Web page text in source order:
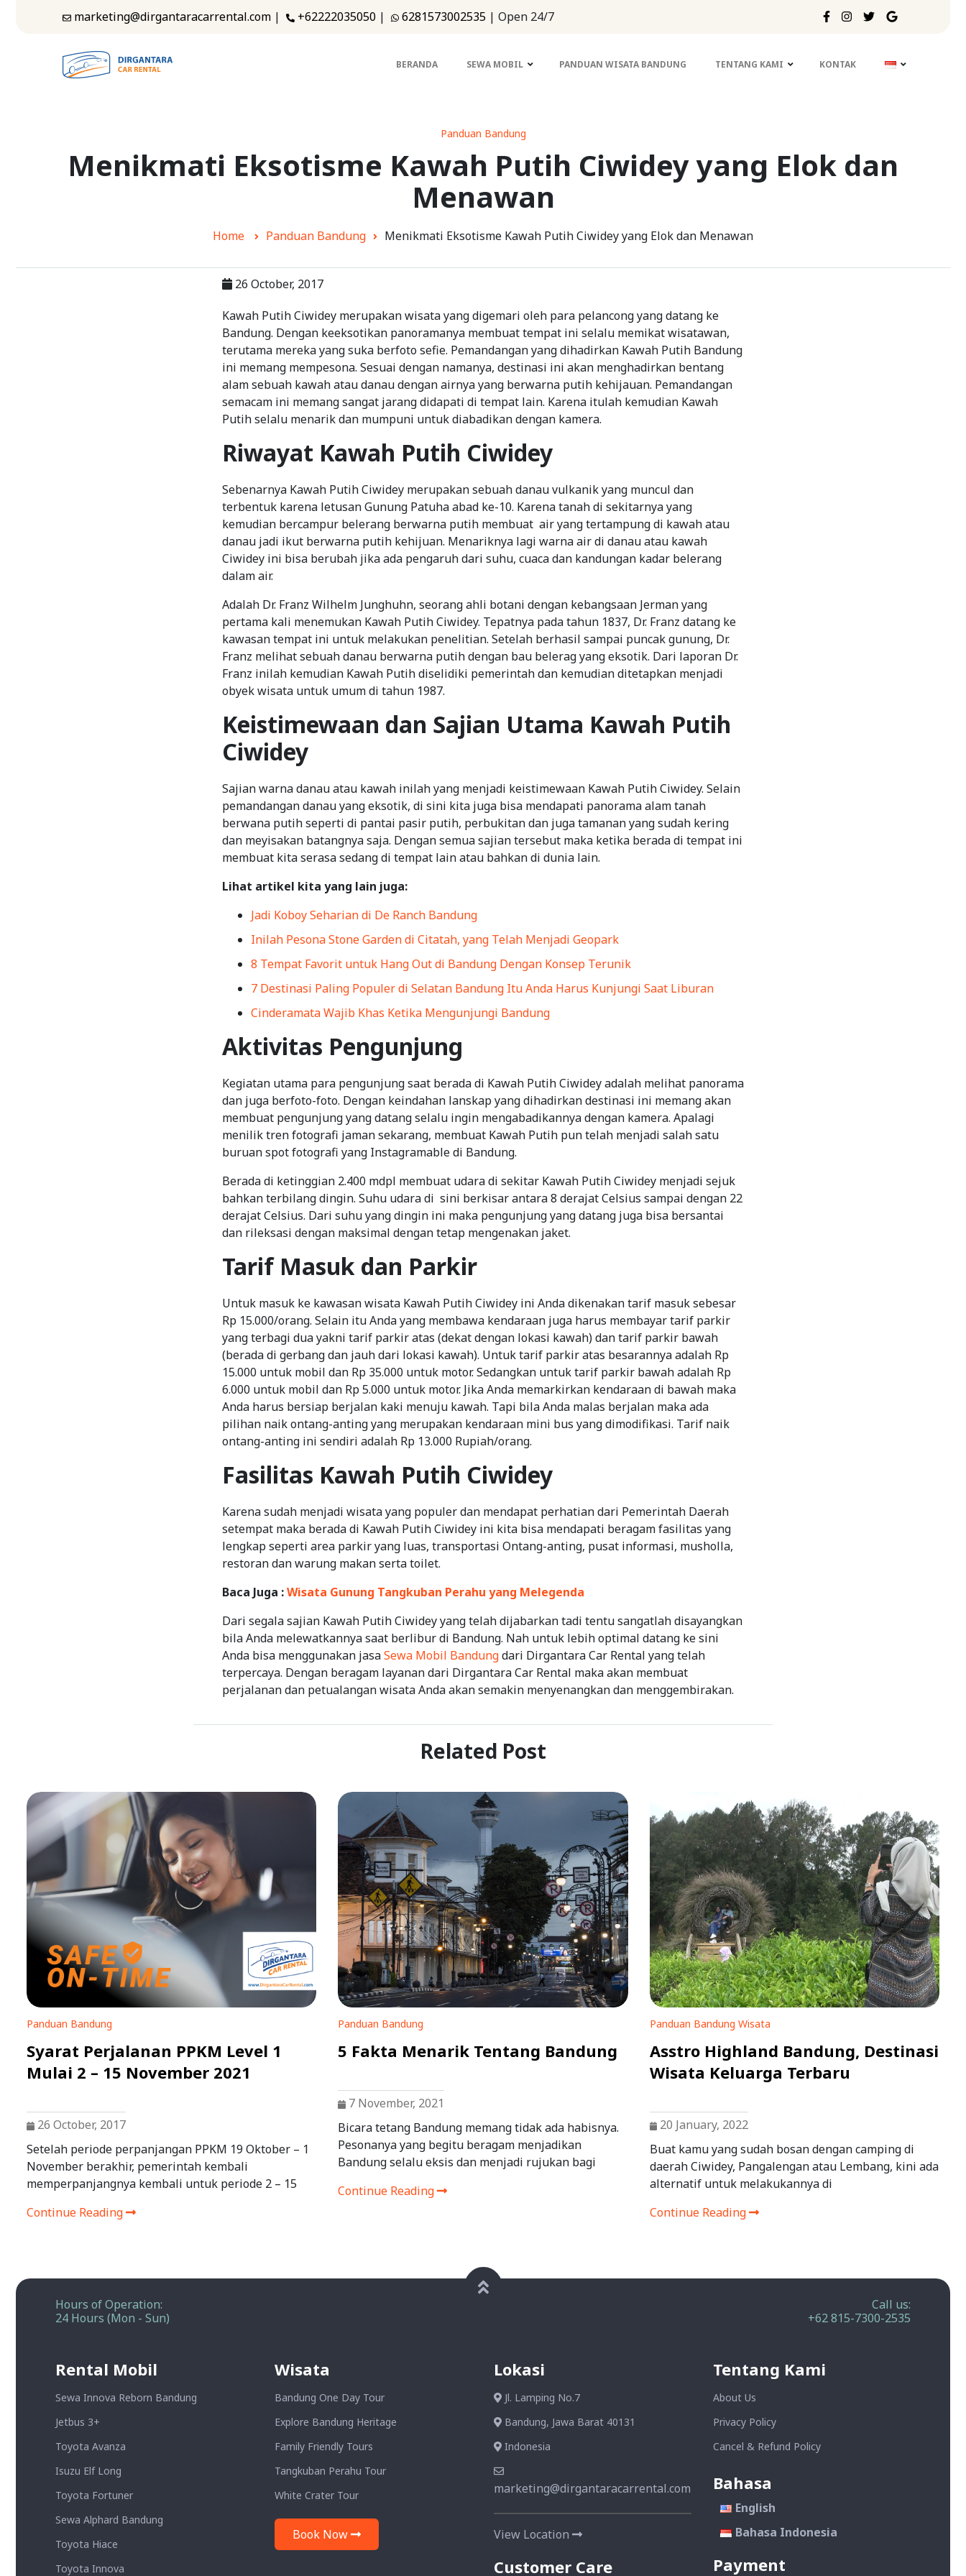
marketing@dirgantaracarrental.com | +62222035050 | 6281573002535 | Open 24/7
BERANDA SEWA MOBIL PANDUAN WISATA BANDUNG TENTANG KAMI KONTAK
Panduan Bandung
Menikmati Eksotisme Kawah Putih Ciwidey yang Elok dan
Menawan
Home Panduan Bandung Menikmati Eksotisme Kawah Putih Ciwidey yang Elok dan Menawan
26 October, 2017
Kawah Putih Ciwidey merupakan wisata yang digemari oleh para pelancong yang datang ke
Bandung. Dengan keeksotikan panoramanya membuat tempat ini selalu memikat wisatawan,
terutama mereka yang suka berfoto sefie. Pemandangan yang dihadirkan Kawah Putih Bandung
ini memang mempesona. Sesuai dengan namanya, destinasi ini akan menghadirkan bentang
alam sebuah kawah atau danau dengan airnya yang berwarna putih kehijauan. Pemandangan
semacam ini memang sangat jarang didapati di tempat lain. Karena itulah kemudian Kawah
Putih selalu menarik dan mumpuni untuk diabadikan dengan kamera.
Riwayat Kawah Putih Ciwidey
Sebenarnya Kawah Putih Ciwidey merupakan sebuah danau vulkanik yang muncul dan
terbentuk karena letusan Gunung Patuha abad ke-10. Karena tanah di sekitarnya yang
kemudian bercampur belerang berwarna putih membuat air yang tertampung di kawah atau
danau jadi ikut berwarna putih kehijuan. Menariknya lagi warna air di danau atau kawah
Ciwidey ini bisa berubah jika ada pengaruh dari suhu, cuaca dan kandungan kadar belerang
dalam air.
Adalah Dr. Franz Wilhelm Junghuhn, seorang ahli botani dengan kebangsaan Jerman yang
pertama kali menemukan Kawah Putih Ciwidey. Tepatnya pada tahun 1837, Dr. Franz datang ke
kawasan tempat ini untuk melakukan penelitian. Setelah berhasil sampai puncak gunung, Dr.
Franz melihat sebuah danau berwarna putih dengan bau belerag yang eksotik. Dari laporan Dr.
Franz inilah kemudian Kawah Putih diselidiki pemerintah dan kemudian ditetapkan menjadi
obyek wisata untuk umum di tahun 1987.
Keistimewaan dan Sajian Utama Kawah Putih
Ciwidey
Sajian warna danau atau kawah inilah yang menjadi keistimewaan Kawah Putih Ciwidey. Selain
pemandangan danau yang eksotik, di sini kita juga bisa mendapati panorama alam tanah
berwana putih seperti di pantai pasir putih, perbukitan dan juga tamanan yang sudah kering
dan meyisakan batangnya saja. Dengan semua sajian tersebut maka ketika berada di tempat ini
membuat kita serasa sedang di tempat lain atau bahkan di dunia lain.
Lihat artikel kita yang lain juga:
Jadi Koboy Seharian di De Ranch Bandung
Inilah Pesona Stone Garden di Citatah, yang Telah Menjadi Geopark
8 Tempat Favorit untuk Hang Out di Bandung Dengan Konsep Terunik
7 Destinasi Paling Populer di Selatan Bandung Itu Anda Harus Kunjungi Saat Liburan
Cinderamata Wajib Khas Ketika Mengunjungi Bandung
Aktivitas Pengunjung
Kegiatan utama para pengunjung saat berada di Kawah Putih Ciwidey adalah melihat panorama
dan juga berfoto-foto. Dengan keindahan lanskap yang dihadirkan destinasi ini memang akan
membuat pengunjung yang datang selalu ingin mengabadikannya dengan kamera. Apalagi
menilik tren fotografi jaman sekarang, membuat Kawah Putih pun telah menjadi salah satu
buruan spot fotografi yang Instagramable di Bandung.
Berada di ketinggian 2.400 mdpl membuat udara di sekitar Kawah Putih Ciwidey menjadi sejuk
bahkan terbilang dingin. Suhu udara di sini berkisar antara 8 derajat Celsius sampai dengan 22
derajat Celsius. Dari suhu yang dingin ini maka pengunjung yang datang juga bisa bersantai
dan rileksasi dengan maksimal dengan tetap mengenakan jaket.
Tarif Masuk dan Parkir
Untuk masuk ke kawasan wisata Kawah Putih Ciwidey ini Anda dikenakan tarif masuk sebesar
Rp 15.000/orang. Selain itu Anda yang membawa kendaraan juga harus membayar tarif parkir
yang terbagi dua yakni tarif parkir atas (dekat dengan lokasi kawah) dan tarif parkir bawah
(berada di gerbang dan jauh dari lokasi kawah). Untuk tarif parkir atas besarannya adalah Rp
15.000 untuk mobil dan Rp 35.000 untuk motor. Sedangkan untuk tarif parkir bawah adalah Rp
6.000 untuk mobil dan Rp 5.000 untuk motor. Jika Anda memarkirkan kendaraan di bawah maka
Anda harus bersiap berjalan kaki menuju kawah. Tapi bila Anda malas berjalan maka ada
pilihan naik ontang-anting yang merupakan kendaraan mini bus yang dimodifikasi. Tarif naik
ontang-anting ini sendiri adalah Rp 13.000 Rupiah/orang.
Fasilitas Kawah Putih Ciwidey
Karena sudah menjadi wisata yang populer dan mendapat perhatian dari Pemerintah Daerah
setempat maka berada di Kawah Putih Ciwidey ini kita bisa mendapati beragam fasilitas yang
lengkap seperti area parkir yang luas, transportasi Ontang-anting, pusat informasi, musholla,
restoran dan warung makan serta toilet.
Baca Juga :Wisata Gunung Tangkuban Perahu yang Melegenda
Dari segala sajian Kawah Putih Ciwidey yang telah dijabarkan tadi tentu sangatlah disayangkan
bila Anda melewatkannya saat berlibur di Bandung. Nah untuk lebih optimal datang ke sini
Anda bisa menggunakan jasaSewa Mobil Bandungdari Dirgantara Car Rental yang telah
terpercaya. Dengan beragam layanan dari Dirgantara Car Rental maka akan membuat
perjalanan dan petualangan wisata Anda akan semakin menyenangkan dan menggembirakan.
Related Post
Panduan Bandung
Syarat Perjalanan PPKM Level 1
Mulai 2 – 15 November 2021
26 October, 2017
Setelah periode perpanjangan PPKM 19 Oktober – 1
November berakhir, pemerintah kembali
memperpanjangnya kembali untuk periode 2 – 15
Continue Reading
Panduan Bandung
5 Fakta Menarik Tentang Bandung
7 November, 2021
Bicara tetang Bandung memang tidak ada habisnya.
Pesonanya yang begitu beragam menjadikan
Bandung selalu eksis dan menjadi rujukan bagi
Continue Reading
Panduan Bandung Wisata
Asstro Highland Bandung, Destinasi
Wisata Keluarga Terbaru
20 January, 2022
Buat kamu yang sudah bosan dengan camping di
daerah Ciwidey, Pangalengan atau Lembang, kini ada
alternatif untuk melakukannya di
Continue Reading
Hours of Operation:
24 Hours (Mon - Sun)
Call us:
+62 815-7300-2535
Rental Mobil
Sewa Innova Reborn Bandung
Jetbus 3+
Toyota Avanza
Isuzu Elf Long
Toyota Fortuner
Sewa Alphard Bandung
Toyota Hiace
Toyota Innova
Wisata
Bandung One Day Tour
Explore Bandung Heritage
Family Friendly Tours
Tangkuban Perahu Tour
White Crater Tour
Book Now
Lokasi
Jl. Lamping No.7
Bandung, Jawa Barat 40131
Indonesia
marketing@dirgantaracarrental.com
View Location
Customer Care
Tentang Kami
About Us
Privacy Policy
Cancel & Refund Policy
Bahasa
English
Bahasa Indonesia
Payment